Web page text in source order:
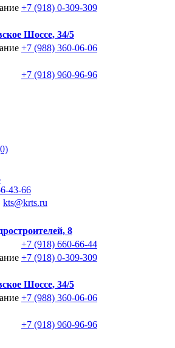
+7 (918) 0-309-309
Шоссе, 34/5
+7 (988) 360-06-06
+7 (918) 960-96-96
43-66
kts@krts.ru
8
+7 (918) 660-66-44
+7 (918) 0-309-309
Шоссе, 34/5
+7 (988) 360-06-06
+7 (918) 960-96-96